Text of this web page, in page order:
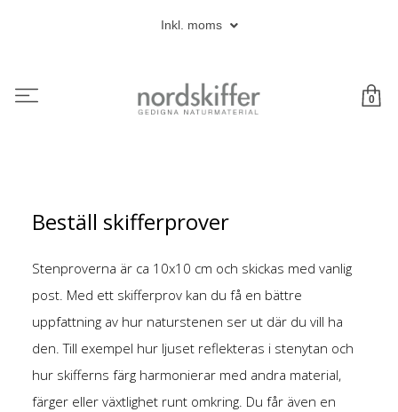
Inkl. moms
0
Beställ skifferprover
Stenproverna är ca 10x10 cm och skickas med vanlig
post. Med ett skifferprov kan du få en bättre
uppfattning av hur naturstenen ser ut där du vill ha
den. Till exempel hur ljuset reflekteras i stenytan och
hur skifferns färg harmonierar med andra material,
färger eller växtlighet runt omkring. Du får även en